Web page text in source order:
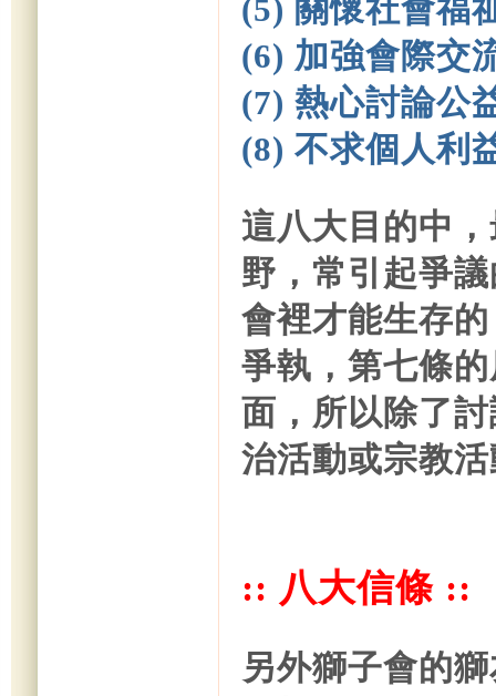
(5) 關懷社會福
(6) 加強會際交
(7) 熱心討論公
(8) 不求個人利
這八大目的中
野，常引起爭
會裡才能生存
爭執，第七條
面，所以除了
治活動或宗教
:: 八大信條 ::
另外獅子會的